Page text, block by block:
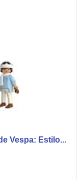
Vespa: Estilo...